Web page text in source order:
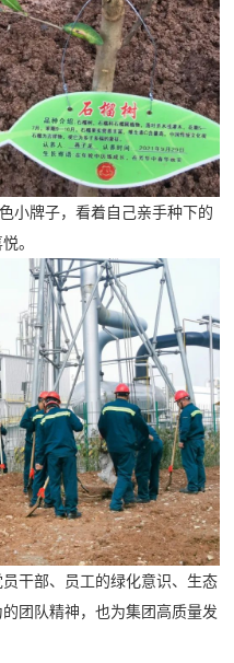
小牌子，看着自己亲手种下的
。
干部、员工的绿化意识、生态
团队精神，也为集团高质量发